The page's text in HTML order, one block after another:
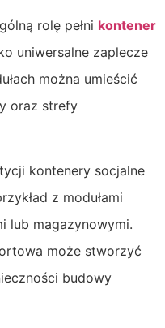
rolę pełni kontener
uniwersalne zaplecze
można umieścić
oraz strefy
kontenery socjalne
z modułami
lub magazynowymi.
może stworzyć
budowy